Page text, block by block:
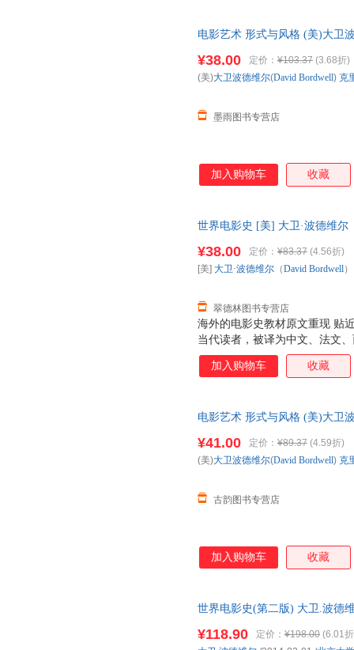
国、印度、非洲等国家及地区
学习、收藏的需要。
电影艺术 形式与风格 (美)大卫
¥38.00 定价： ¥103.37 (3.68折)
墨雨图书专营店
(美)大卫波德维尔(David Bordwell) 克
加入购物车 收藏
世界电影史 [美] 大卫·波德维尔
海外的电影史教材原文重现 贴
当代读者，被译为中文、法文
电影史教科书。美国著名电影
书从电影诞生之初到当今全球
国、印度、非洲等国家及地区
学习、收藏的需要。
¥38.00 定价： ¥83.37 (4.56折)
翠德林图书专营店
[美] 大卫·波德维尔 （David Bordwell
加入购物车 收藏
电影艺术 形式与风格 (美)大卫
¥41.00 定价： ¥89.37 (4.59折)
古韵图书专营店
(美)大卫波德维尔(David Bordwell) 克
加入购物车 收藏
世界电影史(第二版) 大卫.波德
¥118.90 定价： ¥198.00 (6.01